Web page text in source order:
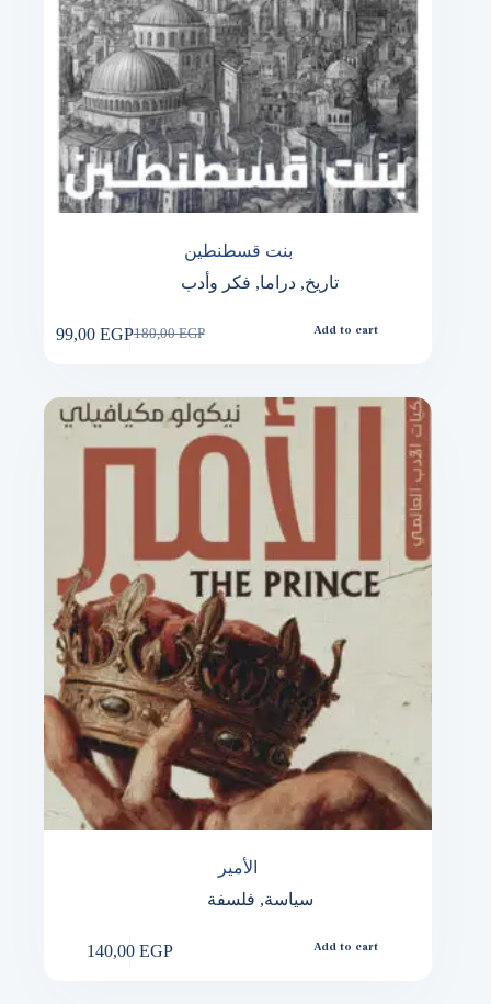
بنت قسطنطين
تاريخ, دراما, فكر وأدب
180,00EGP
Original
180,00 EGP.
99,00 EGPCurrent
99,00 EGP.
Add to cart
الأمير
سياسة, فلسفة
140,00EGP Add to cart